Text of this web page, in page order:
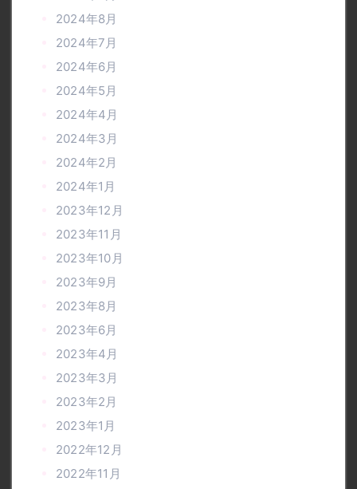
2024年8月
2024年7月
2024年6月
2024年5月
2024年4月
2024年3月
2024年2月
2024年1月
2023年12月
2023年11月
2023年10月
2023年9月
2023年8月
2023年6月
2023年4月
2023年3月
2023年2月
2023年1月
2022年12月
2022年11月